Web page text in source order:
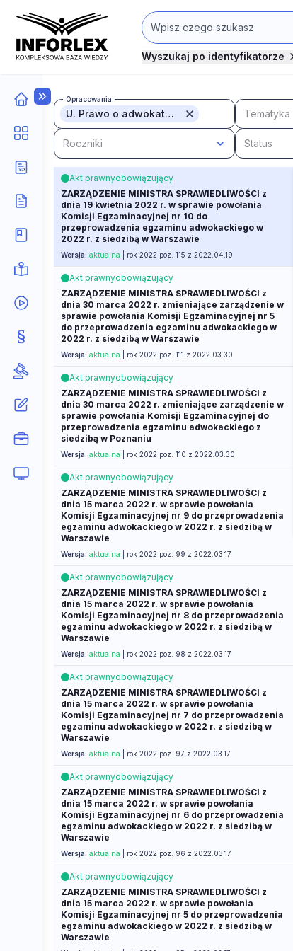
Wyszukaj po identyfikatorze
Opracowania
U. Prawo o adwokaturze Tematyka
Roczniki Status
Akt prawnyobowiązujący
ZARZĄDZENIE MINISTRA SPRAWIEDLIWOŚCI z
dnia 19 kwietnia 2022 r. w sprawie powołania
Komisji Egzaminacyjnej nr 10 do
przeprowadzenia egzaminu adwokackiego w
2022 r. z siedzibą w Warszawie
Wersja: aktualna | rok 2022 poz. 115 z 2022.04.19
Akt prawnyobowiązujący
ZARZĄDZENIE MINISTRA SPRAWIEDLIWOŚCI z
dnia 30 marca 2022 r. zmieniające zarządzenie w
sprawie powołania Komisji Egzaminacyjnej nr 5
do przeprowadzenia egzaminu adwokackiego w
2022 r. z siedzibą w Warszawie
Wersja: aktualna | rok 2022 poz. 111 z 2022.03.30
Akt prawnyobowiązujący
ZARZĄDZENIE MINISTRA SPRAWIEDLIWOŚCI z
dnia 30 marca 2022 r. zmieniające zarządzenie w
sprawie powołania Komisji Egzaminacyjnej do
przeprowadzenia egzaminu adwokackiego z
siedzibą w Poznaniu
Wersja: aktualna | rok 2022 poz. 110 z 2022.03.30
Akt prawnyobowiązujący
ZARZĄDZENIE MINISTRA SPRAWIEDLIWOŚCI z
dnia 15 marca 2022 r. w sprawie powołania
Komisji Egzaminacyjnej nr 9 do przeprowadzenia
egzaminu adwokackiego w 2022 r. z siedzibą w
Warszawie
Wersja: aktualna | rok 2022 poz. 99 z 2022.03.17
Akt prawnyobowiązujący
ZARZĄDZENIE MINISTRA SPRAWIEDLIWOŚCI z
dnia 15 marca 2022 r. w sprawie powołania
Komisji Egzaminacyjnej nr 8 do przeprowadzenia
egzaminu adwokackiego w 2022 r. z siedzibą w
Warszawie
Wersja: aktualna | rok 2022 poz. 98 z 2022.03.17
Akt prawnyobowiązujący
ZARZĄDZENIE MINISTRA SPRAWIEDLIWOŚCI z
dnia 15 marca 2022 r. w sprawie powołania
Komisji Egzaminacyjnej nr 7 do przeprowadzenia
egzaminu adwokackiego w 2022 r. z siedzibą w
Warszawie
Wersja: aktualna | rok 2022 poz. 97 z 2022.03.17
Akt prawnyobowiązujący
ZARZĄDZENIE MINISTRA SPRAWIEDLIWOŚCI z
dnia 15 marca 2022 r. w sprawie powołania
Komisji Egzaminacyjnej nr 6 do przeprowadzenia
egzaminu adwokackiego w 2022 r. z siedzibą w
Warszawie
Wersja: aktualna | rok 2022 poz. 96 z 2022.03.17
Akt prawnyobowiązujący
ZARZĄDZENIE MINISTRA SPRAWIEDLIWOŚCI z
dnia 15 marca 2022 r. w sprawie powołania
Komisji Egzaminacyjnej nr 5 do przeprowadzenia
egzaminu adwokackiego w 2022 r. z siedzibą w
Warszawie